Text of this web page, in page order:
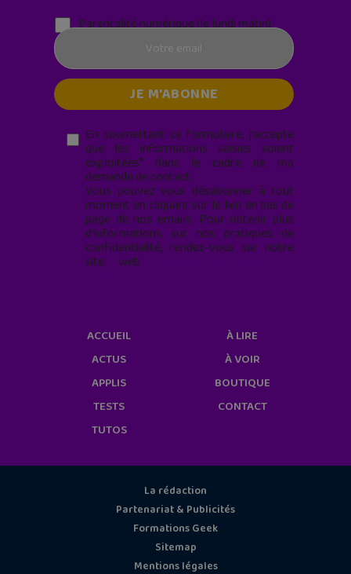
Parentalité numérique (le lundi matin)
En soumettant ce formulaire, j’accepte
que les informations saisies soient
exploitées* dans le cadre de ma
demande de contact.
Vous pouvez vous désabonner à tout
moment en cliquant sur le lien en bas de
page de nos emails. Pour obtenir plus
d'informations sur nos pratiques de
confidentialité, rendez-vous sur notre
site web
ACCUEIL
ACTUS
APPLIS
TESTS
TUTOS
À LIRE
À VOIR
BOUTIQUE
CONTACT
La rédaction
Partenariat & Publicités
Formations Geek
Sitemap
Mentions légales